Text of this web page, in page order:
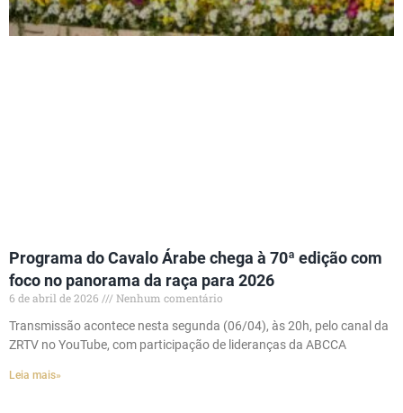
Programa do Cavalo Árabe chega à 70ª edição com
foco no panorama da raça para 2026
6 de abril de 2026
Nenhum comentário
Transmissão acontece nesta segunda (06/04), às 20h, pelo canal da
ZRTV no YouTube, com participação de lideranças da ABCCA
Leia mais»